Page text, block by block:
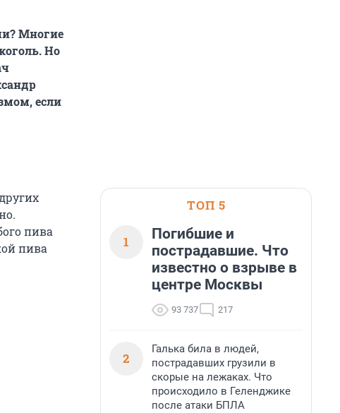
Многие
Но
если
пива
пива
ТОП 5
1
Погибшие и
пострадавшие. Что
известно о взрыве в
центре Москвы
93 737 217
2
Галька била в людей,
пострадавших грузили в
скорые на лежаках. Что
происходило в Геленджике
после атаки БПЛА